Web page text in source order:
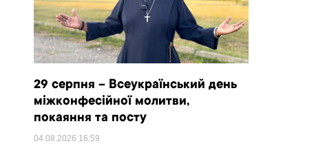
29 серпня – Всеукраїнський день
міжконфесійної молитви,
покаяння та посту
04.08.2026 16:59